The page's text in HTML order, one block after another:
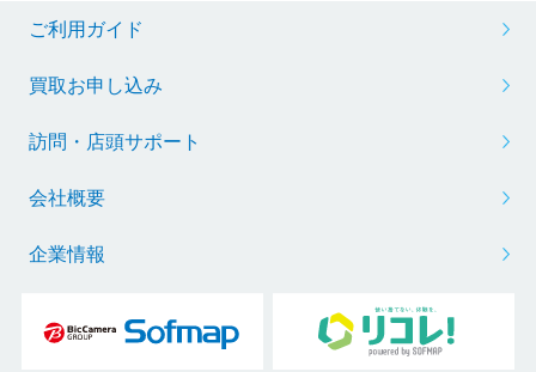
ご利用ガイド
買取お申し込み
訪問・店頭サポート
会社概要
企業情報